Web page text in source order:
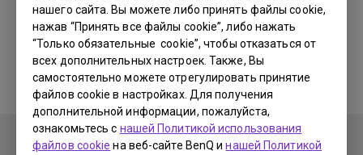
нашего сайта. Вы можете либо принять файлы cookie,
нажав “Принять все файлы cookie”, либо нажать
“Только обязательные cookie”, чтобы отказаться от
всех дополнительных настроек. Также, Вы
самостоятельно можете отрегулировать принятие
файлов cookie в настройках. Для получения
дополнительной информации, пожалуйста,
ознакомьтесь с нашей Политикой использования
файлов cookie на веб-сайте BenQ инашей Политикой
Соответствующие программы
и драйверы отсутствуют